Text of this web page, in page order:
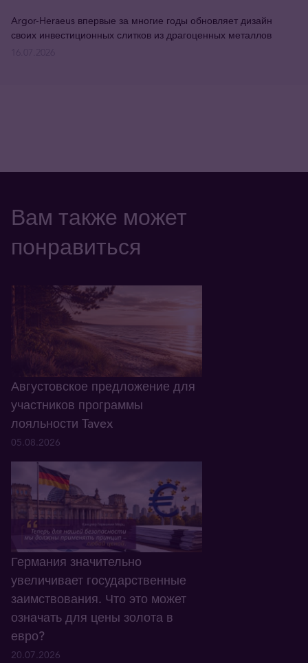
Argor-Heraeus впервые за многие годы обновляет дизайн
своих инвестиционных слитков из драгоценных металлов
Вам также может
понравиться
Августовское предложение для
участников программы
лояльности Tavex
05.08.2026
Германия значительно
увеличивает государственные
заимствования. Что это может
означать для цены золота в
евро?
20.07.2026